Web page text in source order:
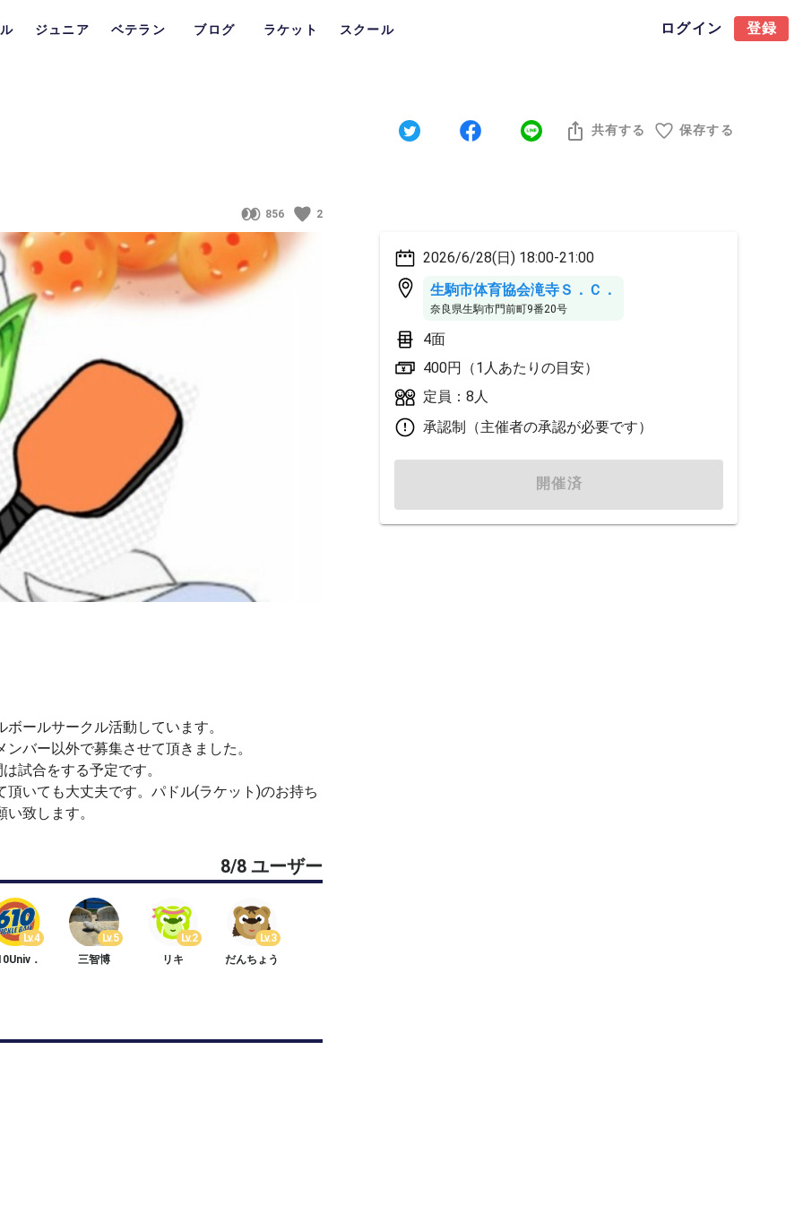
ジュニア ベテラン ブログ ラケット スクール ログイン 登録
856 2
共有する 保存する
ールサークル活動しています。
バー以外で募集させて頂きました。
試合をする予定です。
いても大丈夫です。パドル(ラケット)のお持ち
致します。
8/8 ユーザー
Lv.4
．
Lv.5
三智博
Lv.2
リキ
Lv.3
だんちょう
2026/6/28(日) 18:00-21:00
生駒市体育協会滝寺Ｓ．Ｃ．
奈良県生駒市門前町9番20号
4面
400円（1人あたりの目安）
定員：8人
承認制（主催者の承認が必要です）
開催済